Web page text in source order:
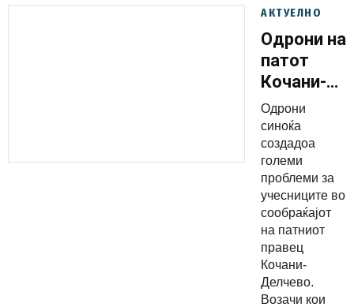
АКТУЕЛНО
Одрони на
патот
Кочани-
Делчево:
Со бебе
во колата
летаа во
воздух 20
метри,
само
Господ ги
чуваше
(ФОТО)
Одрони
синоќа
создадоа
големи
проблеми за
учесниците во
сообраќајот
на патниот
правец
Кочани-
Делчево.
Возачи кои